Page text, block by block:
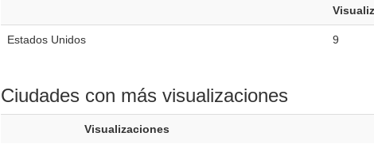
Estados Unidos 9
Ciudades con más visualizaciones
Visualizaciones